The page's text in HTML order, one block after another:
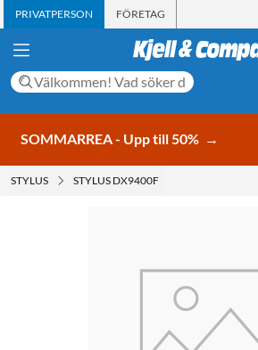
PRIVATPERSON FÖRETAG
SOMMARREA - Upp till 50% →
STYLUS STYLUS DX9400F